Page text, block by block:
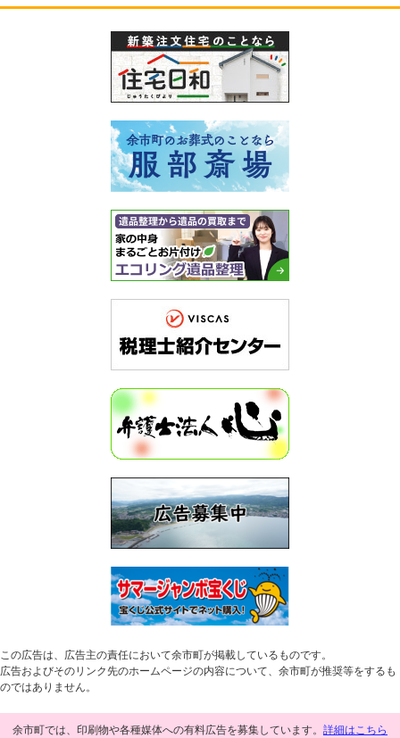
この広告は、広告主の責任において余市町が掲載しているものです。
広告およびそのリンク先のホームページの内容について、余市町が推奨等をするも
のではありません。
余市町では、印刷物や各種媒体への有料広告を募集しています。 詳細はこちら